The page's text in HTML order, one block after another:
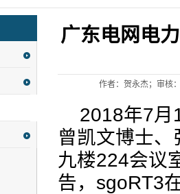
广东电网电
作者：贺永杰；审核
2018年7月
曾凯文博士
九楼224会议
告， sgoRT3